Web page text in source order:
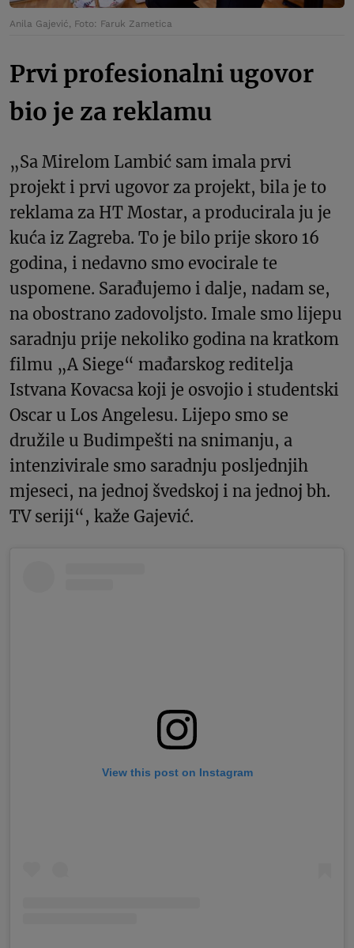
Anila Gajević, Foto: Faruk Zametica
Prvi profesionalni ugovor
bio je za reklamu
„Sa Mirelom Lambić sam imala prvi
projekt i prvi ugovor za projekt, bila je to
reklama za HT Mostar, a producirala ju je
kuća iz Zagreba. To je bilo prije skoro 16
godina, i nedavno smo evocirale te
uspomene. Sarađujemo i dalje, nadam se,
na obostrano zadovoljsto. Imale smo lijepu
saradnju prije nekoliko godina na kratkom
filmu „A Siege“ mađarskog reditelja
Istvana Kovacsa koji je osvojio i studentski
Oscar u Los Angelesu. Lijepo smo se
družile u Budimpešti na snimanju, a
intenzivirale smo saradnju posljednjih
mjeseci, na jednoj švedskoj i na jednoj bh.
TV seriji“, kaže Gajević.
View this post on Instagram